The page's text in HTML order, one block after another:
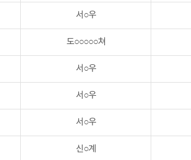
서○우
도○○○○○쳐
서○우
서○우
서○우
신○계